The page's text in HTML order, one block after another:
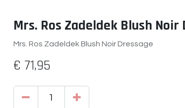
Mrs. Ros Zadeldek Blush Noir
Mrs. Ros Zadeldek Blush Noir Dressage
€ 71,95